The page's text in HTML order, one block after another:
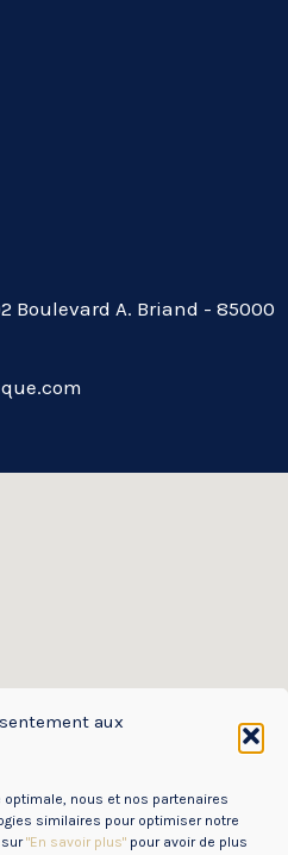
aux
nous et nos partenaires
similaires pour optimiser notre
sur"En savoir plus" pour avoir de plus
Boulevard A. Briand - 85000